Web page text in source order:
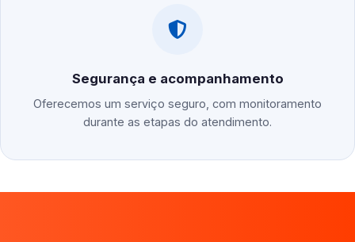
Segurança e acompanhamento
Oferecemos um serviço seguro, com monitoramento
durante as etapas do atendimento.